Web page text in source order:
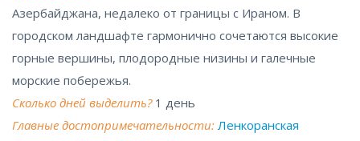
Азербайджана, недалеко от границы с Ираном. В
городском ландшафте гармонично сочетаются высокие
горные вершины, плодородные низины и галечные
морские побережья.
Сколько дней выделить?1 день
Главные достопримечательности: Ленкоранская